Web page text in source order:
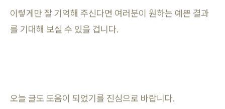
이렇게만 잘 기억해 주신다면 여러분이 원하는 예쁜 결과
를 기대해 보실 수 있을 겁니다.
오늘 글도 도움이 되었기를 진심으로 바랍니다.